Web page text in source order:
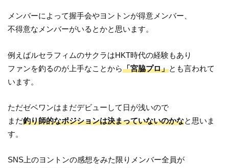
メンバーによって握手会やヨントンが得意メンバー、
不得意なメンバーがいるとかと思います。
例えばルセラフィムのサクラはHKT時代の経験もあり
ファンを釣るのが上手なことから「宮脇プロ」とも言われて
います。
ただゼベワンはまだデビューして日が浅いので
まだ釣り師的なポジションは決まっていないのかなと思いま
す。
SNS上のヨントンの感想をみた限りメンバー全員が